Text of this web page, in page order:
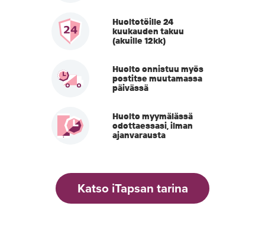
Huoltotöille 24
kuukauden takuu
(akuille 12kk)
Huolto onnistuu myös
postitse muutamassa
päivässä
Huolto myymälässä
odottaessasi, ilman
ajanvarausta
Katso iTapsan tarina